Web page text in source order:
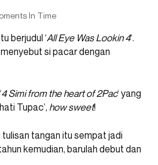
In Time
berjudul ‘All Eye Was Lookin 4‘.
si pacar dengan
4 Simi from the heart of 2Pac‘ yang
Tupac’, how sweet!
tulisan tangan itu sempat jadi
kemudian, barulah debut dan